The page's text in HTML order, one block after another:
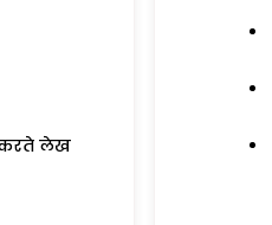
करते लेख